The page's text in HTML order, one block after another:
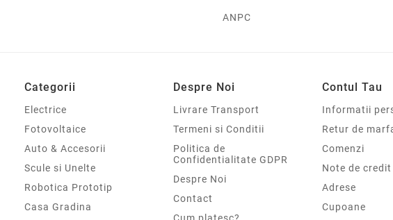
ANPC
Categorii
Electrice
Fotovoltaice
Auto & Accesorii
Scule si Unelte
Robotica Prototip
Casa Gradina
Despre Noi
Livrare Transport
Termeni si Conditii
Politica de
Confidentialitate GDPR
Despre Noi
Contact
Cum platesc?
Contul Tau
Informatii
Retur de
Comenzi
Note de credit
Adrese
Cupoane